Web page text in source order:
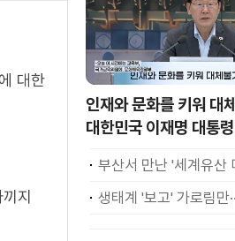
대한
지
인재와 문화를 키워 대
대한민국 이재명 대통